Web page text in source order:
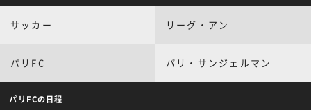
サッカー リーグ・アン
パリFC パリ・サンジェルマン
パリFCの日程